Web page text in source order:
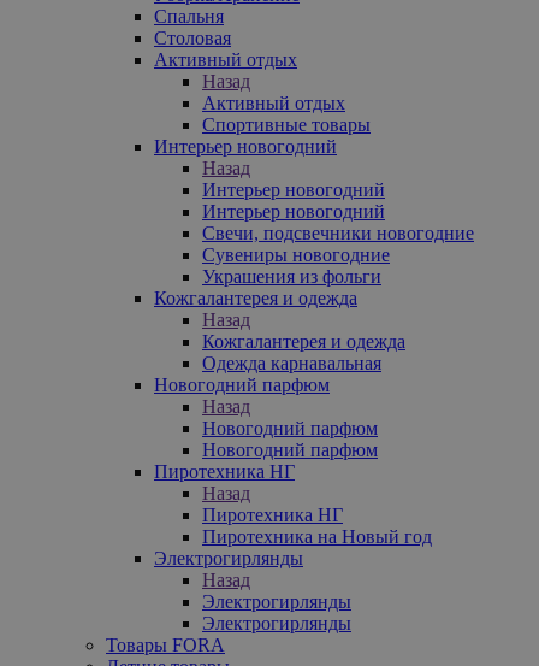
Спальня
Столовая
Активный отдых
Назад
Активный отдых
Спортивные товары
Интерьер новогодний
Назад
Интерьер новогодний
Интерьер новогодний
Свечи, подсвечники новогодние
Сувениры новогодние
Украшения из фольги
Кожгалантерея и одежда
Назад
Кожгалантерея и одежда
Одежда карнавальная
Новогодний парфюм
Назад
Новогодний парфюм
Новогодний парфюм
Пиротехника НГ
Назад
Пиротехника НГ
Пиротехника на Новый год
Электрогирлянды
Назад
Электрогирлянды
Электрогирлянды
Товары FORA